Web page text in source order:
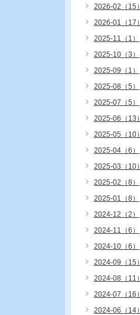
2026-02（15）
2026-01（17）
2025-11（1）
2025-10（3）
2025-09（1）
2025-08（5）
2025-07（5）
2025-06（13）
2025-05（10）
2025-04（6）
2025-03（10）
2025-02（8）
2025-01（8）
2024-12（2）
2024-11（6）
2024-10（6）
2024-09（15）
2024-08（11）
2024-07（16）
2024-06（14）